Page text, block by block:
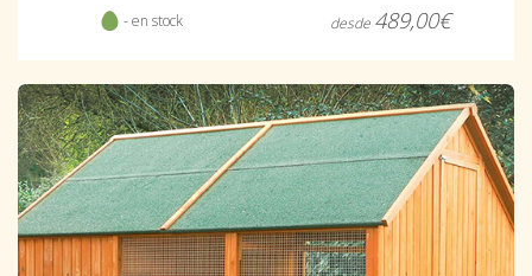
- en stock desde 489,00€